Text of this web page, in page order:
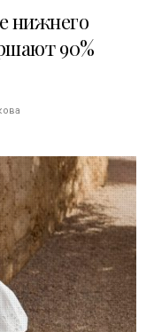
нижнего
90%